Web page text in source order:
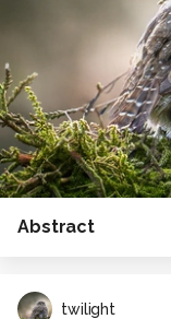
Abstract
twilight